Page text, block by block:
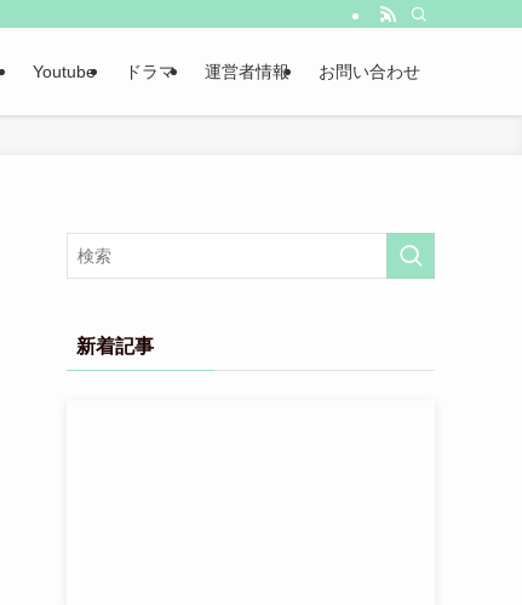
Youtube ドラマ 運営者情報 お問い合わせ
新着記事